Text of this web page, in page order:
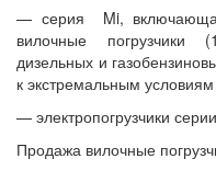
— серия Mi, включающая
вилочные
дизельных и
к экстремальным
— электропогрузчики
Продажа вилочные